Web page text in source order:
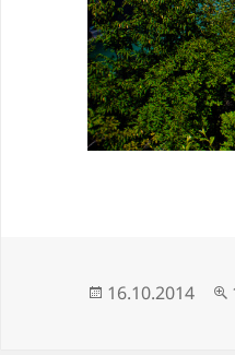
Publikováno:
16.10.2014